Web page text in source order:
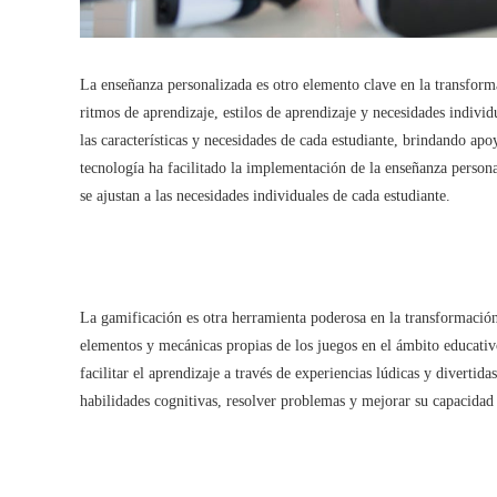
La enseñanza personalizada es otro elemento clave en la
ritmos de aprendizaje, estilos de aprendizaje y necesidades
las características y necesidades de cada estudiante, brindando
tecnología ha facilitado la implementación de la enseñanza
se ajustan a las necesidades individuales de cada estudiante.
La gamificación es otra herramienta poderosa en la
elementos y mecánicas propias de los juegos en el ámbito
facilitar el aprendizaje a través de experiencias lúdicas y
habilidades cognitivas, resolver problemas y mejorar su